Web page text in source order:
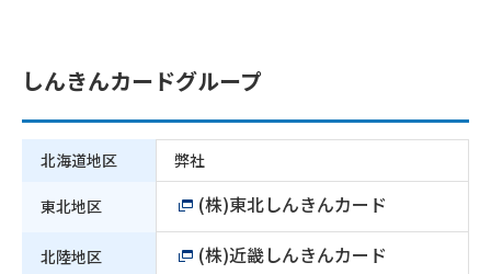
しんきんカードグループ
北海道地区 弊社
東北地区 (株)東北しんきんカード
北陸地区 (株)近畿しんきんカード